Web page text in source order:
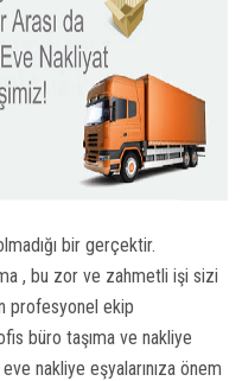
bir gerçektir.
, bu zor ve zahmetli işi sizi
profesyonel ekip
büro taşıma ve nakliye
nakliye eşyalarınıza önem